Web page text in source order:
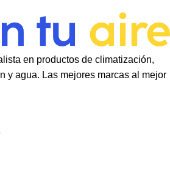
en productos de climatización,
y agua. Las mejores marcas al mejor